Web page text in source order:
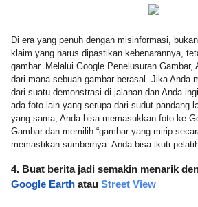
Di era yang penuh dengan misinformasi,
klaim yang harus dipastikan kebenarannya,
gambar. Melalui Google Penelusuran Gambar,
dari mana sebuah gambar berasal. Jika Anda
dari suatu demonstrasi di jalanan dan Anda
ada foto lain yang serupa dari sudut pandang
yang sama, Anda bisa memasukkan foto ke
Gambar dan memilih “gambar yang mirip
memastikan sumbernya. Anda bisa ikuti
Google Earth atau Street View